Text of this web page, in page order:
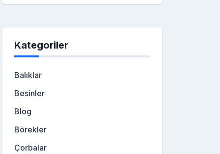
Kategoriler
Balıklar
Besinler
Blog
Börekler
Çorbalar